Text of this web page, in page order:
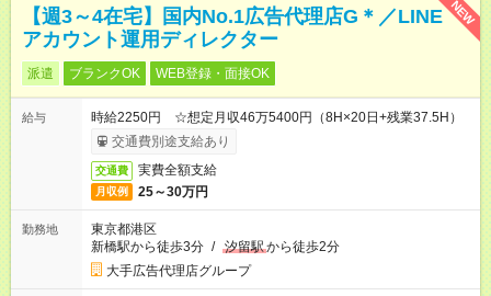
NEW
【週3～4在宅】国内No.1広告代理店G＊／LINE
アカウント運用ディレクター
派遣 ブランクOK WEB登録・面接OK
給与
時給2250円 ☆想定月収46万5400円（8H×20日+残業37.5H）
交通費別途支給あり
交通費 実費全額支給
月収例 25～30万円
勤務地
東京都港区
新橋駅から徒歩3分 / 汐留駅から徒歩2分
大手広告代理店グループ